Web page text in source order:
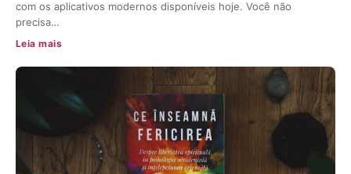
com os aplicativos modernos disponíveis hoje. Você não
precisa…
Leia mais